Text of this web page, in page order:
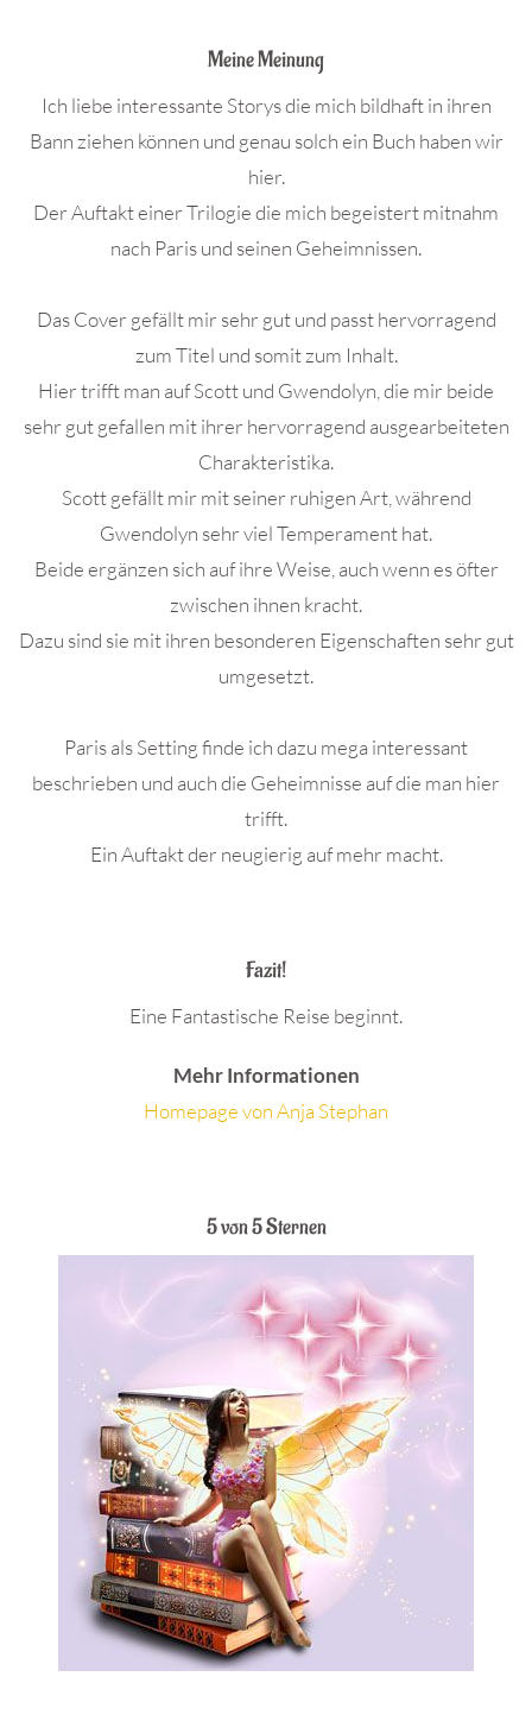
Meine Meinung
Ich liebe interessante Storys die mich bildhaft in ihren
Bann ziehen können und genau solch ein Buch haben wir
hier.
Der Auftakt einer Trilogie die mich begeistert mitnahm
nach Paris und seinen Geheimnissen.
Das Cover gefällt mir sehr gut und passt hervorragend
zum Titel und somit zum Inhalt.
Hier trifft man auf Scott und Gwendolyn, die mir beide
sehr gut gefallen mit ihrer hervorragend ausgearbeiteten
Charakteristika.
Scott gefällt mir mit seiner ruhigen Art, während
Gwendolyn sehr viel Temperament hat.
Beide ergänzen sich auf ihre Weise, auch wenn es öfter
zwischen ihnen kracht.
Dazu sind sie mit ihren besonderen Eigenschaften sehr gut
umgesetzt.
Paris als Setting finde ich dazu mega interessant
beschrieben und auch die Geheimnisse auf die man hier
trifft.
Ein Auftakt der neugierig auf mehr macht.
Fazit!
Eine Fantastische Reise beginnt.
Mehr Informationen
Homepage von Anja Stephan
5 von 5 Sternen